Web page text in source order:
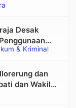
& Kriminal
Desak
Adat
dan
dan Wakil